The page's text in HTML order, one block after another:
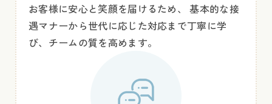
お客様に安心と笑顔を届けるため、 基本的な接
遇マナーから世代に応じた対応まで丁寧に学
び、チームの質を高めます。